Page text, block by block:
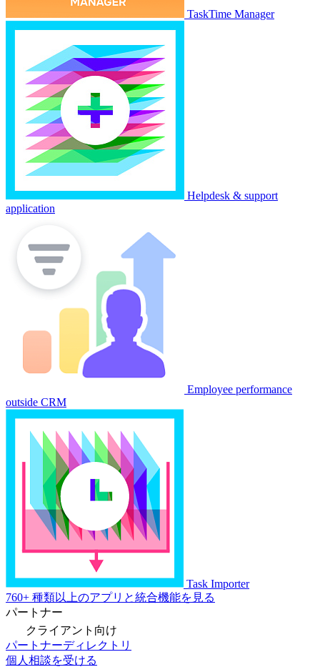
TaskTime Manager
Helpdesk & support
application
Employee performance
outside CRM
Task Importer
760+ 種類以上のアプリと統合機能を見る
パートナー
クライアント向け
パートナーディレクトリ
個人相談を受ける